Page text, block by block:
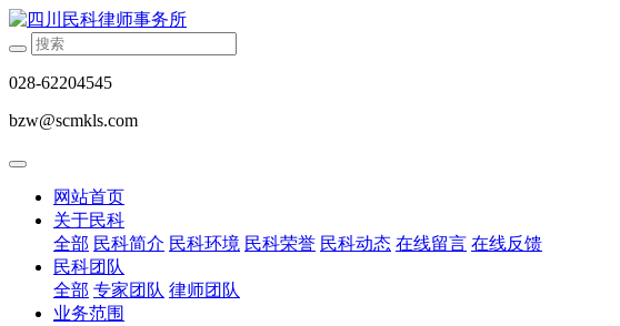
028-62204545
bzw@scmkls.com
网站首页
关于民科
全部 民科简介 民科环境 民科荣誉 民科动态 在线留言 在线反馈
民科团队
全部 专家团队 律师团队
业务范围